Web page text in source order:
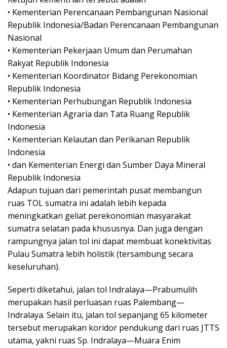
• Kementerian Perencanaan Pembangunan Nasional
Republik Indonesia/Badan Perencanaan Pembangunan
Nasional
• Kementerian Pekerjaan Umum dan Perumahan
Rakyat Republik Indonesia
• Kementerian Koordinator Bidang Perekonomian
Republik Indonesia
• Kementerian Perhubungan Republik Indonesia
• Kementerian Agraria dan Tata Ruang Republik
Indonesia
• Kementerian Kelautan dan Perikanan Republik
Indonesia
• dan Kementerian Energi dan Sumber Daya Mineral
Republik Indonesia
Adapun tujuan dari pemerintah pusat membangun
ruas TOL sumatra ini adalah lebih kepada
meningkatkan geliat perekonomian masyarakat
sumatra selatan pada khususnya. Dan juga dengan
rampungnya jalan tol ini dapat membuat konektivitas
Pulau Sumatra lebih holistik (tersambung secara
keseluruhan).
Seperti diketahui, jalan tol Indralaya—Prabumulih
merupakan hasil perluasan ruas Palembang—
Indralaya. Selain itu, jalan tol sepanjang 65 kilometer
tersebut merupakan koridor pendukung dari ruas JTTS
utama, yakni ruas Sp. Indralaya—Muara Enim